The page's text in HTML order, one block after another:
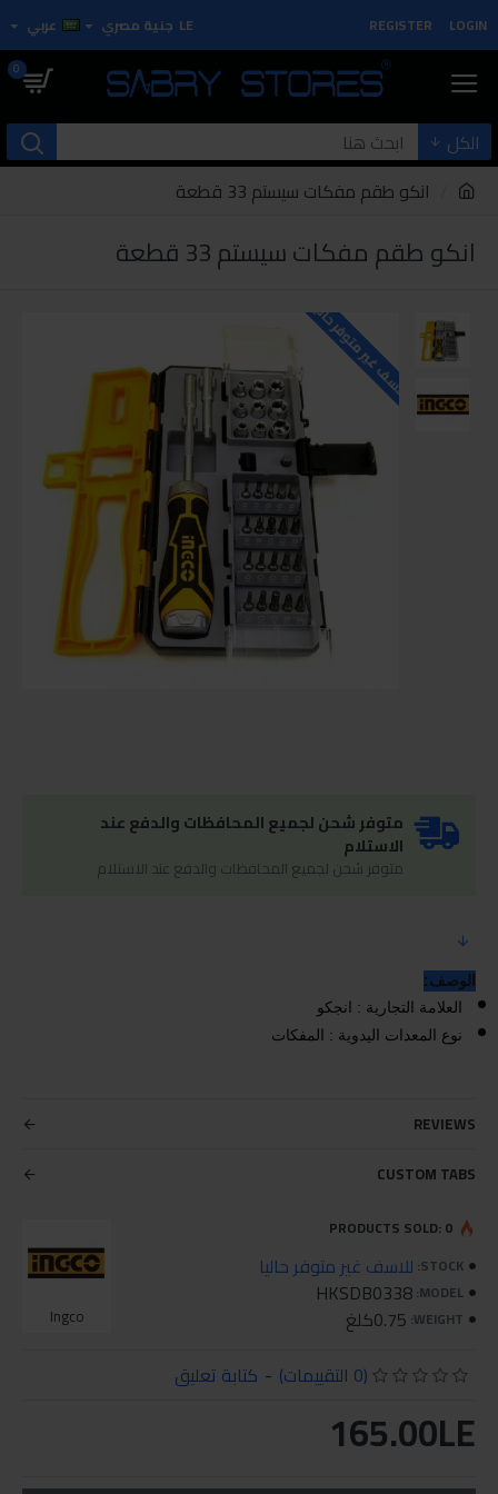
LOGIN
REGISTER
LE جنية مصري عربي
0
الكل
انكو طقم مفكات سيستم 33 قطعة
انكو طقم مفكات سيستم 33 قطعة
للاسف غير متوفر حاليا
متوفر شحن لجميع المحافظات والدفع عند
الاستلام
متوفر شحن لجميع المحافظات والدفع عند الاستلام
الوصف:
العلامة التجارية : انجكو
نوع المعدات اليدوية : المفكات
REVIEWS
CUSTOM TABS
STOCK: للاسف غير متوفر حاليا
MODEL:
HKSDB0338
WEIGHT: 0.75كلغ Ingco
PRODUCTS SOLD: 0
(0 التقييمات) - كتابة تعليق
165.00LE